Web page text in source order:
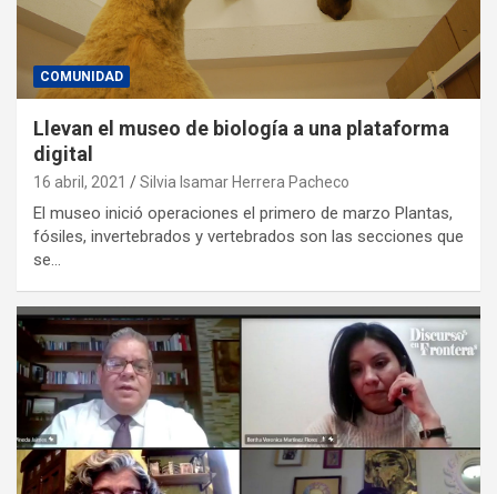
COMUNIDAD
Llevan el museo de biología a una plataforma
digital
16 abril, 2021 Silvia Isamar Herrera Pacheco
El museo inició operaciones el primero de marzo Plantas,
fósiles, invertebrados y vertebrados son las secciones que
se…